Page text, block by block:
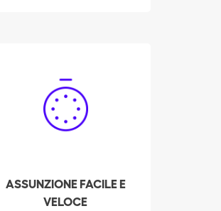
ASSUNZIONE FACILE E
VELOCE
delle pulizie
professionista a Meyrin in
pochi click! Il nostro
alle pulizie preselezionati